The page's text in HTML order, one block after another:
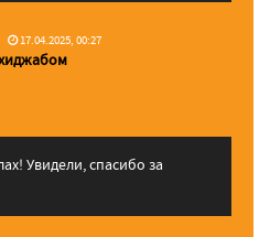
17.04.2025, 00:27
Увидели, спасибо за